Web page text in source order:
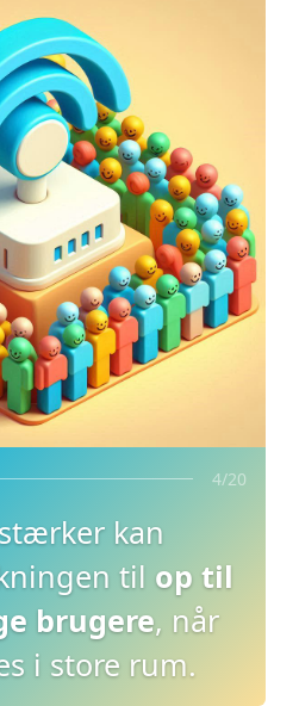
4/20
kan
til op til
brugere, når
i store rum.